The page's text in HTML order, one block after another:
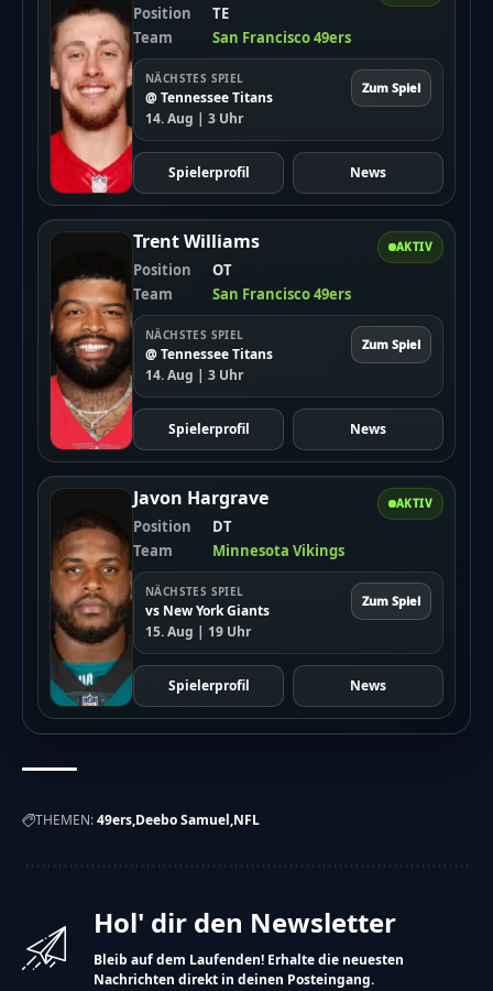
Position
TE
Team
San Francisco 49ers
NÄCHSTES SPIEL
@ Tennessee Titans
14. Aug | 3 Uhr
Zum Spiel
Spielerprofil News
AKTIV
Trent Williams
Position
OT
Team
San Francisco 49ers
NÄCHSTES SPIEL
@ Tennessee Titans
14. Aug | 3 Uhr
Zum Spiel
Spielerprofil News
AKTIV
Javon Hargrave
Position
DT
Team
Minnesota Vikings
NÄCHSTES SPIEL
vs New York Giants
15. Aug | 19 Uhr
Zum Spiel
Spielerprofil News
THEMEN:49ers Deebo Samuel NFL
Hol' dir den Newsletter
Bleib auf dem Laufenden! Erhalte die neuesten
Nachrichten direkt in deinen Posteingang.